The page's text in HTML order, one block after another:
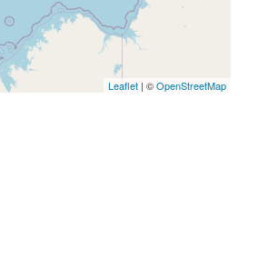
Leaflet | ©OpenStreetMap